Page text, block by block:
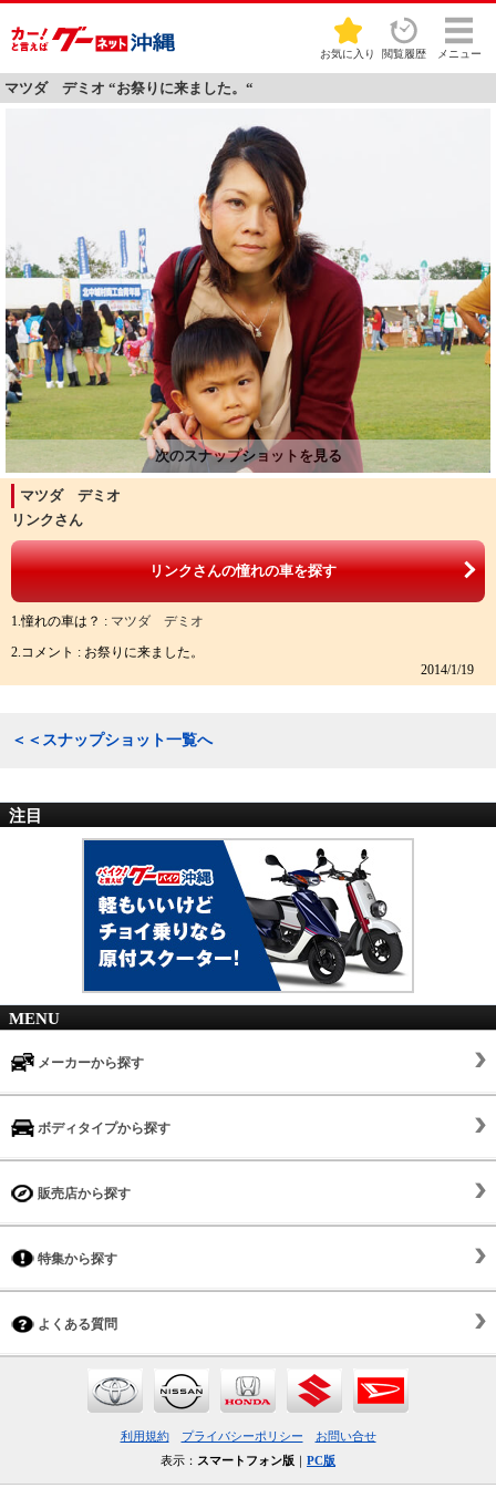
お気に入り 閲覧履歴 メニュー
マツダ デミオ “お祭りに来ました。“
マツダ デミオ
リンクさん
リンクさんの憧れの車を探す
1.憧れの車は？ : マツダ デミオ
2.コメント : お祭りに来ました。
2014/1/19
＜＜スナップショット一覧へ
注目
MENU
メーカーから探す
ボディタイプから探す
販売店から探す
特集から探す
よくある質問
利用規約 プライバシーポリシー
お問い合せ
表示： スマートフォン版 ｜ PC版